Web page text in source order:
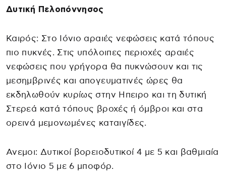
Δυτική Πελοπόννησος
Καιρός: Στο Ιόνιο αραιές νεφώσεις κατά τόπους
πιο πυκνές. Στις υπόλοιπες περιοχές αραιές
νεφώσεις που γρήγορα θα πυκνώσουν και τις
μεσημβρινές και απογευματινές ώρες θα
εκδηλωθούν κυρίως στην Ηπειρο και τη δυτική
Στερεά κατά τόπους βροχές ή όμβροι και στα
ορεινά μεμονωμένες καταιγίδες.
Ανεμοι: Δυτικοί βορειοδυτικοί 4 με 5 και βαθμιαία
στο Ιόνιο 5 με 6 μποφόρ.